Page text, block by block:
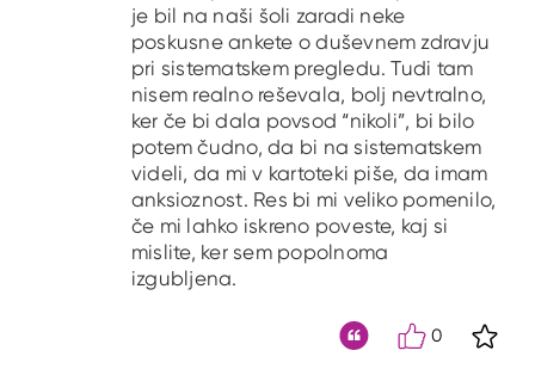
je bil na naši šoli zaradi neke
poskusne ankete o duševnem zdravju
pri sistematskem pregledu. Tudi tam
nisem realno reševala, bolj nevtralno,
ker če bi dala povsod “nikoli”, bi bilo
potem čudno, da bi na sistematskem
videli, da mi v kartoteki piše, da imam
anksioznost. Res bi mi veliko pomenilo,
če mi lahko iskreno poveste, kaj si
mislite, ker sem popolnoma
izgubljena.
0